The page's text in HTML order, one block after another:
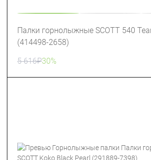
Палки горнолыжные SCOTT 540
(414498-2658)
5 616₽30%